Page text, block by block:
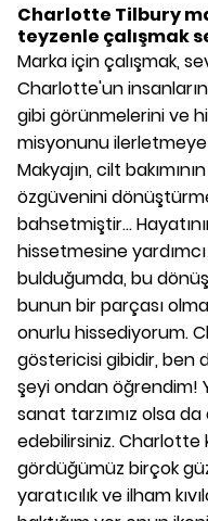
Charlotte Tilbury
teyzenle çalışmak
Marka için çalışmak,
Charlotte'un
gibi görünmelerini ve
misyonunu ilerletmeye
Makyajın, cilt
özgüvenini
bahsetmiştir...
hissetmesine
bulduğumda, bu
bunun bir parçası
onurlu hissediyorum.
göstericisi gibidir, ben
şeyi ondan öğrendim!
sanat tarzımız olsa
edebilirsiniz.
gördüğümüz birçok
yaratıcılık ve ilham